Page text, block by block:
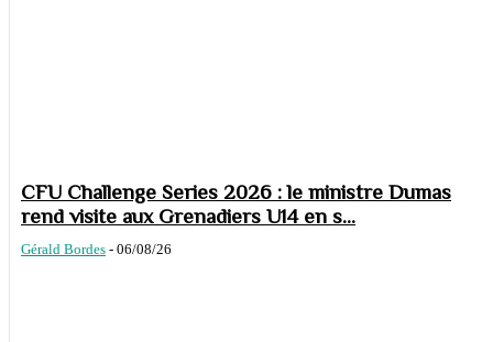
CFU Challenge Series 2026 : le ministre Dumas
rend visite aux Grenadiers U14 en s...
Gérald Bordes - 06/08/26